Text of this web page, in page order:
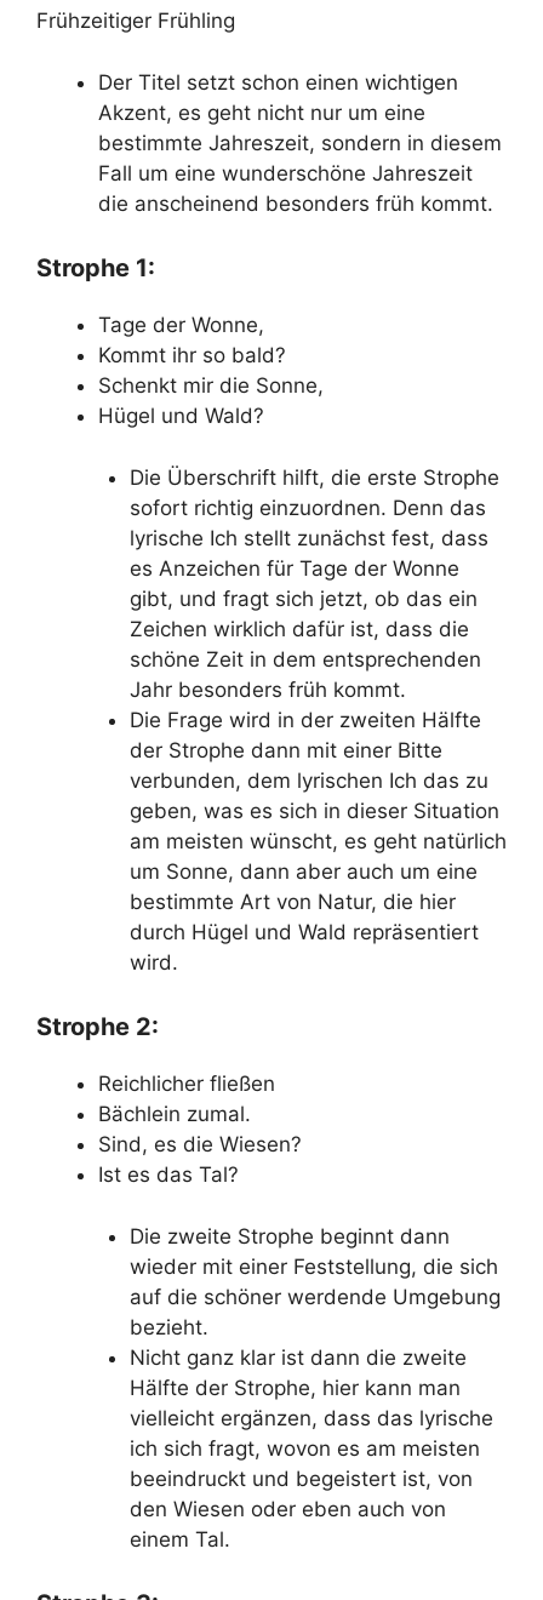
Frühzeitiger Frühling
Der Titel setzt schon einen wichtigen
Akzent, es geht nicht nur um eine
bestimmte Jahreszeit, sondern in diesem
Fall um eine wunderschöne Jahreszeit
die anscheinend besonders früh kommt.
Strophe 1:
Tage der Wonne,
Kommt ihr so bald?
Schenkt mir die Sonne,
Hügel und Wald?
Die Überschrift hilft, die erste Strophe
sofort richtig einzuordnen. Denn das
lyrische Ich stellt zunächst fest, dass
es Anzeichen für Tage der Wonne
gibt, und fragt sich jetzt, ob das ein
Zeichen wirklich dafür ist, dass die
schöne Zeit in dem entsprechenden
Jahr besonders früh kommt.
Die Frage wird in der zweiten Hälfte
der Strophe dann mit einer Bitte
verbunden, dem lyrischen Ich das zu
geben, was es sich in dieser Situation
am meisten wünscht, es geht natürlich
um Sonne, dann aber auch um eine
bestimmte Art von Natur, die hier
durch Hügel und Wald repräsentiert
wird.
Strophe 2:
Reichlicher fließen
Bächlein zumal.
Sind, es die Wiesen?
Ist es das Tal?
Die zweite Strophe beginnt dann
wieder mit einer Feststellung, die sich
auf die schöner werdende Umgebung
bezieht.
Nicht ganz klar ist dann die zweite
Hälfte der Strophe, hier kann man
vielleicht ergänzen, dass das lyrische
ich sich fragt, wovon es am meisten
beeindruckt und begeistert ist, von
den Wiesen oder eben auch von
einem Tal.